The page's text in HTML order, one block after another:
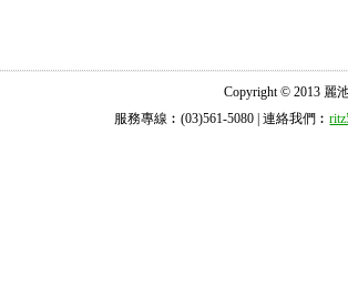
Copyright © 2013 麗
服務專線︰(03)561-5080 | 連絡我們︰